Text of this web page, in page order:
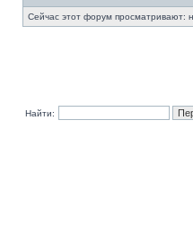
Сейчас этот форум просматривают:
Найти: